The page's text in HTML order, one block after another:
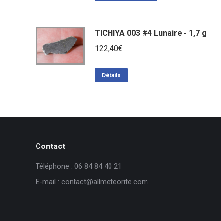
TICHIYA 003 #4 Lunaire - 1,7 g
122,40€
Détails
Contact
Téléphone : 06 84 84 40 21
E-mail : contact@allmeteorite.com